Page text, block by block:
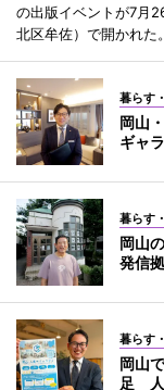
の出版イベントが7月
北区牟佐）で開かれた。
暮らす
岡山
ギャ
暮らす
岡山
発信
暮らす
岡山
足 人